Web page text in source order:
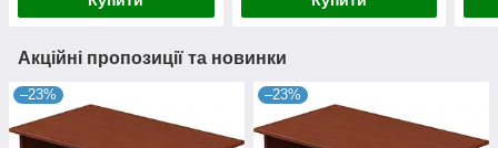
Акційні пропозиції та новинки
–23% –23%